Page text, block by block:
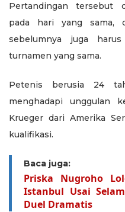
Pertandingan tersebut
pada hari yang sama,
sebelumnya juga
turnamen yang sama.
Petenis berusia 24
menghadapi unggulan
Krueger dari Amerika
kualifikasi.
Baca juga:
Priska Nugroho
Istanbul Usai
Duel Dramatis